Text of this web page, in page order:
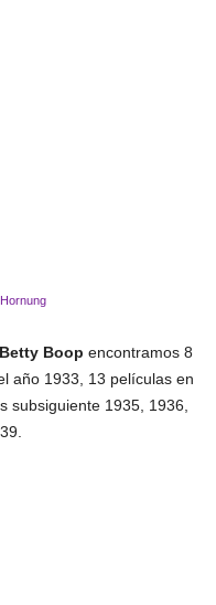
Betty Boop encontramos 8
año 1933, 13 películas en
subsiguiente 1935, 1936,